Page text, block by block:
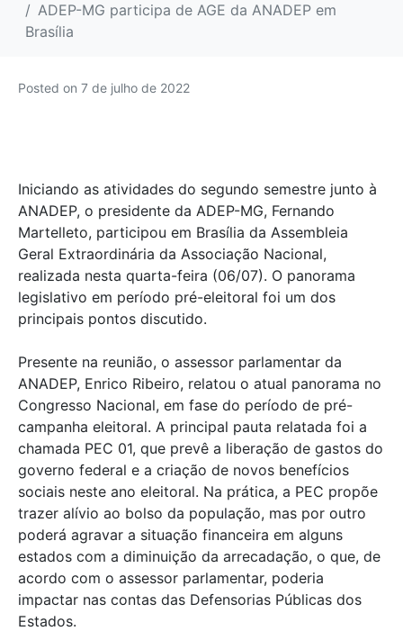
ADEP-MG participa de AGE da ANADEP em
Brasília
Posted on 7 de julho de 2022
Iniciando as atividades do segundo semestre junto à
ANADEP, o presidente da ADEP-MG, Fernando
Martelleto, participou em Brasília da Assembleia
Geral Extraordinária da Associação Nacional,
realizada nesta quarta-feira (06/07). O panorama
legislativo em período pré-eleitoral foi um dos
principais pontos discutido.
Presente na reunião, o assessor parlamentar da
ANADEP, Enrico Ribeiro, relatou o atual panorama no
Congresso Nacional, em fase do período de pré-
campanha eleitoral. A principal pauta relatada foi a
chamada PEC 01, que prevê a liberação de gastos do
governo federal e a criação de novos benefícios
sociais neste ano eleitoral. Na prática, a PEC propõe
trazer alívio ao bolso da população, mas por outro
poderá agravar a situação financeira em alguns
estados com a diminuição da arrecadação, o que, de
acordo com o assessor parlamentar, poderia
impactar nas contas das Defensorias Públicas dos
Estados.